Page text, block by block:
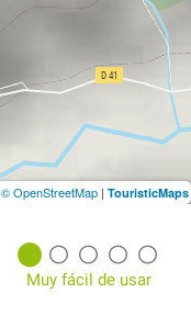
Muy fácil de usar
© OpenStreetMap | TouristicMaps